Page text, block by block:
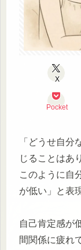
X
Pocket
「どうせ自
じることはあ
このように自
が低い」と表
自己肯定感が
間関係に疲れ